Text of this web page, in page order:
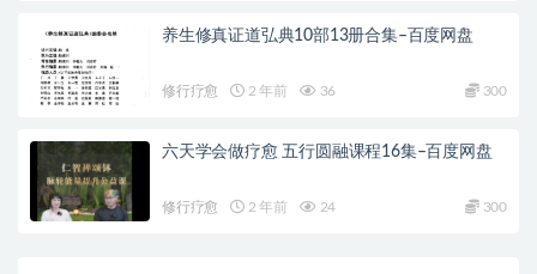
养生修真证道弘典10部13册合集–百度网盘
修行疗愈 2 年前 36 300
六天学会做疗愈 五行圆融课程16集–百度网盘
修行疗愈 2 年前 24 300